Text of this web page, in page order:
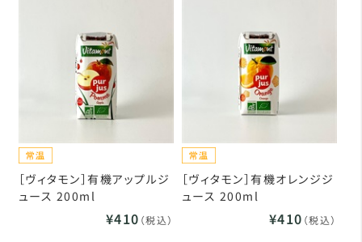
［ヴィタモン］有機アップルジ
ュース 200ml
¥410 （税込）
［ヴィタモン］有機オレンジジ
ュース 200ml
¥410 （税込）